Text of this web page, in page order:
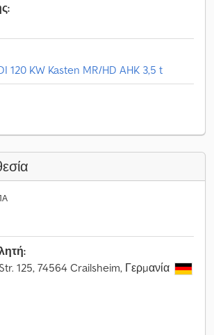
120 KW Kasten MR/HD AHK 3,5 t
125, 74564 Crailsheim, Γερμανία